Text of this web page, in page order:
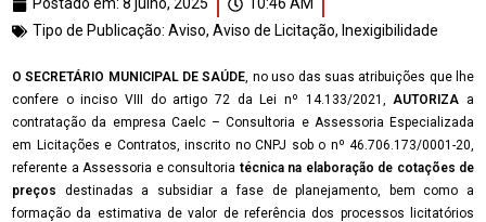
Tipo de Publicação: Aviso, Aviso de Licitação, Inexigibilidade
O SECRETÁRIO MUNICIPAL DE SAÚDE, no uso das suas atribuições que lhe
confere o inciso VIII do artigo 72 da Lei nº 14.133/2021,AUTORIZA a
contratação da empresa Caelc – Consultoria e Assessoria Especializada
em Licitações e Contratos, inscrito no CNPJ sob o nº 46.706.173/0001-20,
referente a Assessoria e consultoria técnica na elaboração de cotações de
preços destinadas a subsidiar a fase de planejamento, bem como a
formação da estimativa de valor de referência dos processos licitatórios